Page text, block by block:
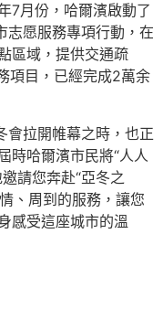
7月份，哈爾濱啟動了
志愿服務專項行動，在
區域，提供交通疏
項目，已經完成2萬余
會拉開帷幕之時，也正
時哈爾濱市民將“人人
請您奔赴“亞冬之
、周到的服務，讓您
感受這座城市的溫